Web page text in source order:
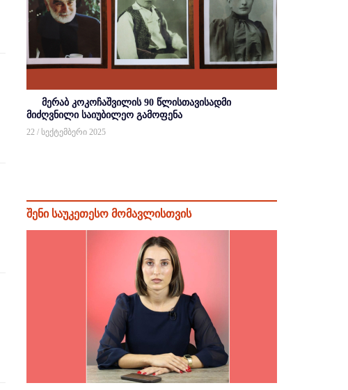
მერაბ კოკოჩაშვილის 90 წლისთავისადმი
მიძღვნილი საიუბილეო გამოფენა
22 / სექტემბერი 2025
შენი საუკეთესო მომავლისთვის